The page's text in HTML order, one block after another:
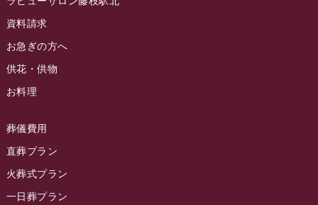
2024年5月
2024年4月
2024年3月
2024年2月
2023年12月
2023年11月
2023年10月
ラビュー静岡沓谷イベント情報
ラビュー静岡籠上イベント情報
お葬式の豆知識
お客様の声
ラビュー静岡下島
ラビュー東静岡
ラビューリビング静岡沓谷
ラビュー藤枝
ラビュー藤枝茶町
資料請求
お急ぎの方へ
供花・供物
お料理
葬儀費用
直葬プラン
火葬式プラン
一日葬プラン